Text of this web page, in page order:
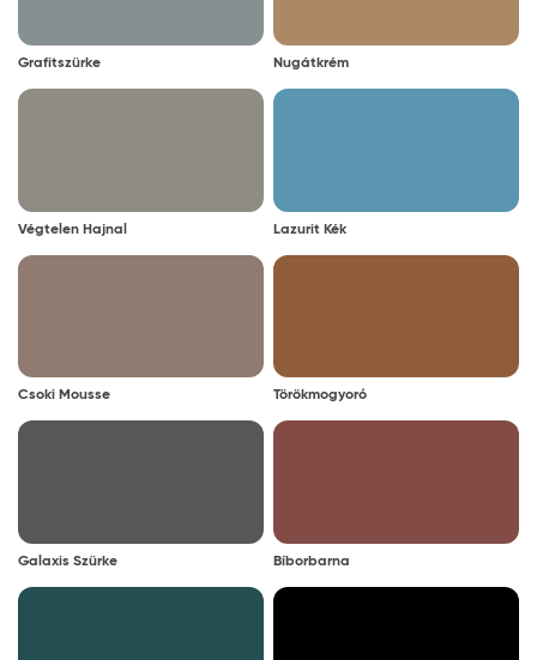
Grafitszürke Nugátkrém
Végtelen Hajnal Lazurit Kék
Csoki Mousse Törökmogyoró
Galaxis Szürke Bíborbarna